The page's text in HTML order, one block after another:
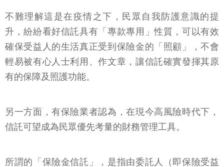
不難理解這是在疫情之下，民眾自我防護意識的提
升，紛紛看好信託具有「專款專用」性質，可以有效
確保受益人的生活真正受到保險金的「照顧」，不會
輕易被有心人士利用、作文章，讓信託確實發揮其原
有的保障及照護功能。
另一方面，有保險業者認為，在現今高風險時代下，
信託可望成為民眾優先考量的財務管理工具。
所謂的「保險金信託」，是指由委託人（即保險受益